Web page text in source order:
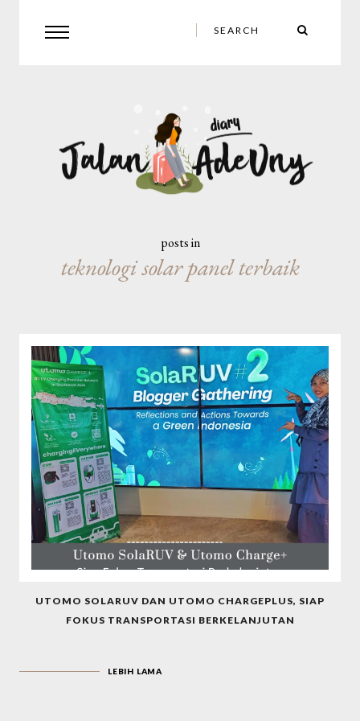
posts in
teknologi solar panel terbaik
UTOMO SOLARUV DAN UTOMO CHARGEPLUS, SIAP
FOKUS TRANSPORTASI BERKELANJUTAN
LEBIH LAMA